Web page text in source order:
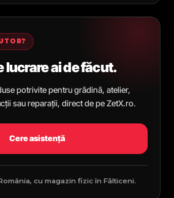
lucrare ai de făcut.
potrivite pentru grădină, atelier,
sau reparații, direct de pe ZetX.ro.
Cere asistență
cu magazin fizic în Fălticeni.